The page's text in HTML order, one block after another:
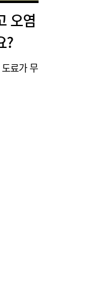
오염
?
료가 무